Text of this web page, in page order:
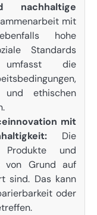
nachhaltige
mit
hohe
Standards
die
und ethischen
mit
Die
Produkte und
von Grund auf
sind. Das kann
oder